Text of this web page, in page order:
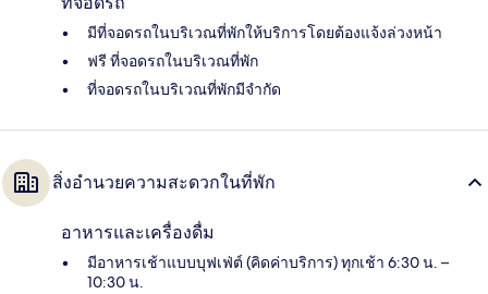
มีที่จอดรถในบริเวณที่พักให้บริการโดยต้องแจ้งล่วงหน้า
ฟรี ที่จอดรถในบริเวณที่พัก
ที่จอดรถในบริเวณที่พักมีจำกัด
สิ่งอำนวยความสะดวกในที่พัก
อาหารและเครื่องดื่ม
มีอาหารเช้าแบบบุฟเฟ่ต์ (คิดค่าบริการ) ทุกเช้า 6:30 น. –
10:30 น.